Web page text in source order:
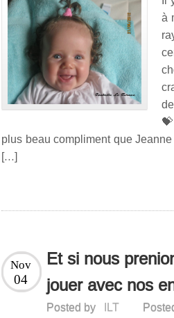
à
plus beau compliment que
[…]
Et si nous
jouer avec nos
Nov
04
Posted by ILT